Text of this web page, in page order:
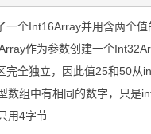
个Int16Array并用含两个值
作为参数创建一个
完全独立，因此值25和50从
数组中有相同的数字，只是
用4字节